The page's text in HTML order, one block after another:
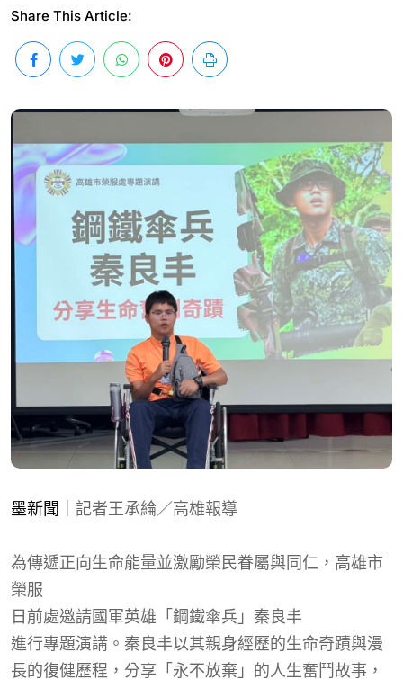
Share This Article:
墨新聞 ｜記者王承綸／高雄報導
為傳遞正向生命能量並激勵榮民眷屬與同仁，高雄市
榮服
日前處邀請國軍英雄「鋼鐵傘兵」秦良丰
進行專題演講。秦良丰以其親身經歷的生命奇蹟與漫
長的復健歷程，分享「永不放棄」的人生奮鬥故事，